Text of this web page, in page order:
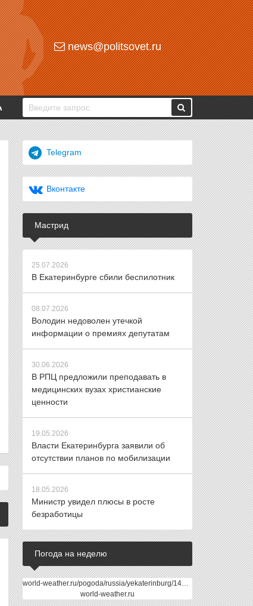
news@politsovet.ru
Telegram
Вконтакте
Мастрид
25.07.2026
В Екатеринбурге сбили беспилотник
08.07.2026
Володин недоволен утечкой
информации о премиях депутатам
30.06.2026
В РПЦ предложили преподавать в
медицинских вузах христианские
ценности
19.05.2026
Власти Екатеринбурга заявили об
отсутствии планов по мобилизации
18.05.2026
Министр увидел плюсы в росте
безработицы
Погода на неделю
world-weather.ru/pogoda/russia/yekaterinburg/14days/
world-weather.ru